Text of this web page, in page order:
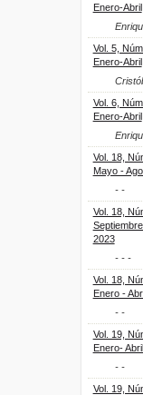
Enero-Abril
Vol. 5,
Enero-Abril
Vol. 6,
Enero-Abril
Vol. 18,
Mayo -
- -
Vol. 18,
2023
- - -
Vol. 18,
Enero -
- -
Vol. 19,
Enero- Abril
- -
Vol. 19,